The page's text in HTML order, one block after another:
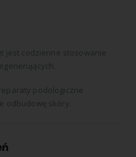
jest codzienne stosowanie
podologiczne
odbudowę skóry.